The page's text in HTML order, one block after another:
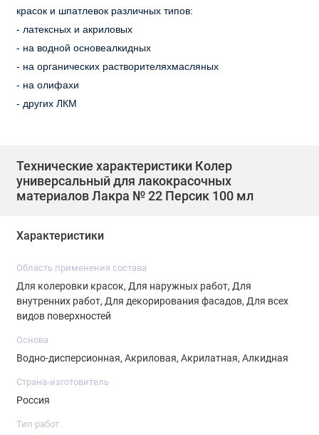
красок и шпатлевок различных типов:
- латексных и акриловых
- на водной основеалкидных
- на органических растворителяхмасляных
- на олифахи
- других ЛКМ
всех видов поверхностей.
Колер не оказывает влияния на глянец лакокрасочного
покрытия.
использовать в концентрированном виде.
Способ применения:
-Перед употреблением хорошо встряхнуть.
-Ввести небольшое количество пасты в краску и тщательно
перемешать.
-Полученную смесь разбавить белой краской до желаемого
оттенка.
-Максимальное содержание пасты в краске не должно
превышать 10 %.
Рекомендуемое содержание пасты в краске - 5 %
Технические характеристики Колер
универсальный для лакокрасочных
материалов Лакра № 22 Персик 100 мл
Характеристики
Область применения состава
Для колеровки красок, Для наружных работ, Для
внутренних работ, Для декорирования фасадов, Для всех
видов поверхностей
Основа
Водно-дисперсионная, Акриловая, Акрилатная, Алкидная
Страна-изготовитель
Россия
Тип работ